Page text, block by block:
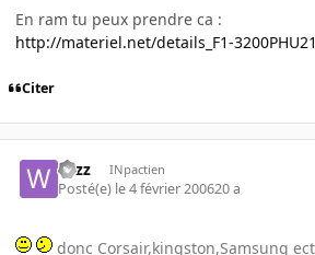
En ram tu peux prendre ca :
http://materiel.net/details_F1-
Citer
wizz INpactien
Posté(e) le 4 février 200620 a
donc Corsair,kingston,Samsung